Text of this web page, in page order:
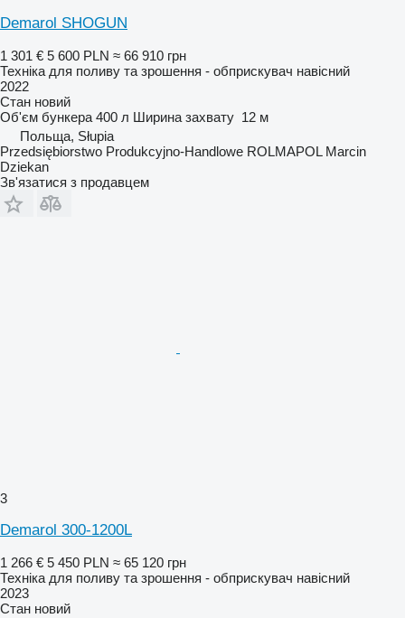
Demarol SHOGUN
1 301 € 5 600 PLN ≈ 66 910 грн
Техніка для поливу та зрошення - обприскувач навісний
2022
Стан новий
Об'єм бункера 400 л Ширина захвату 12 м
Польща, Słupia
Przedsiębiorstwo Produkcyjno-Handlowe ROLMAPOL Marcin
Dziekan
Зв'язатися з продавцем
3
Demarol 300-1200L
1 266 € 5 450 PLN ≈ 65 120 грн
Техніка для поливу та зрошення - обприскувач навісний
2023
Стан новий